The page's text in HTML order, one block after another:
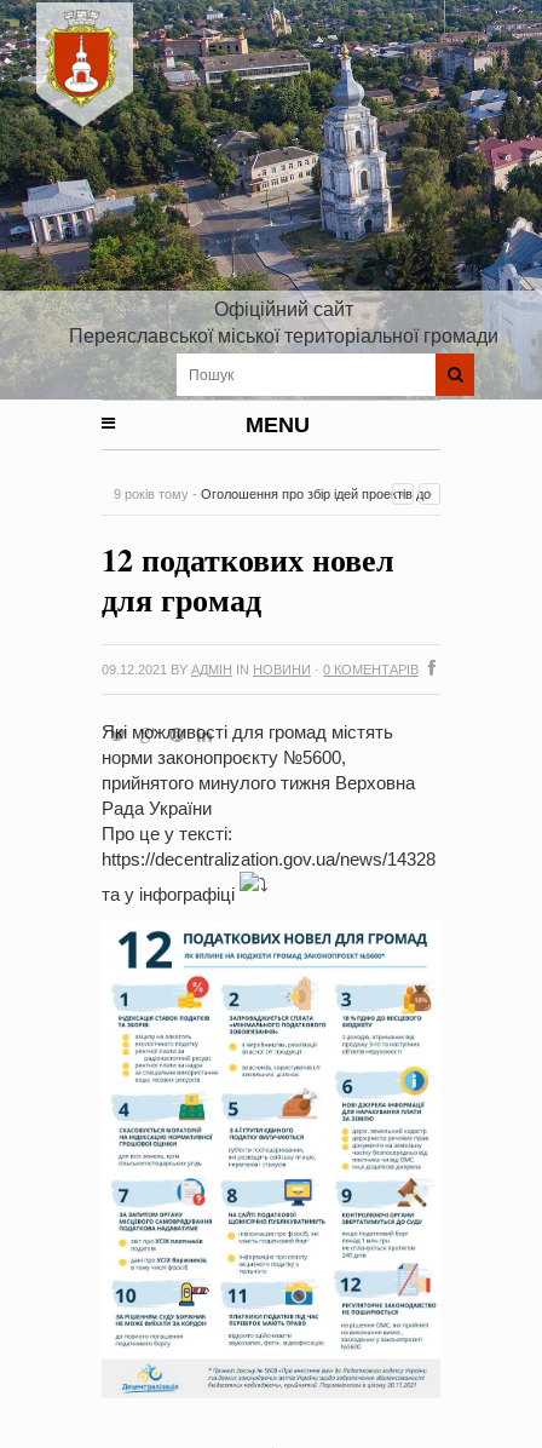
Офіційний сайт
Переяславської міської територіальної громади
MENU
9 років тому - Оголошення про збір ідей проектів до
на період 2018 – 2020 роки Оголошення про збір ідей
-0 Коментарів
12 податкових новел
для громад
09.12.2021 BY АДМІН IN НОВИНИ · 0 КОМЕНТАРІВ
Які можливості для громад містять
норми законопроєкту №5600,
прийнятого минулого тижня Верховна
Рада України
Про це у тексті:
https://decentralization.gov.ua/news/14328
та у інфографіці